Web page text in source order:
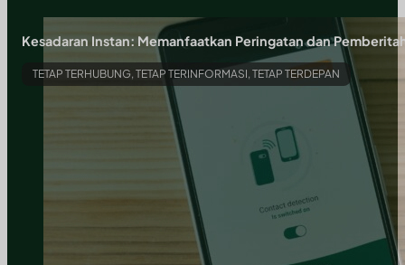
Kesadaran Instan: Memanfaatkan Peringatan dan
TETAP TERHUBUNG, TETAP TERINFORMASI, TETAP TERDEPAN